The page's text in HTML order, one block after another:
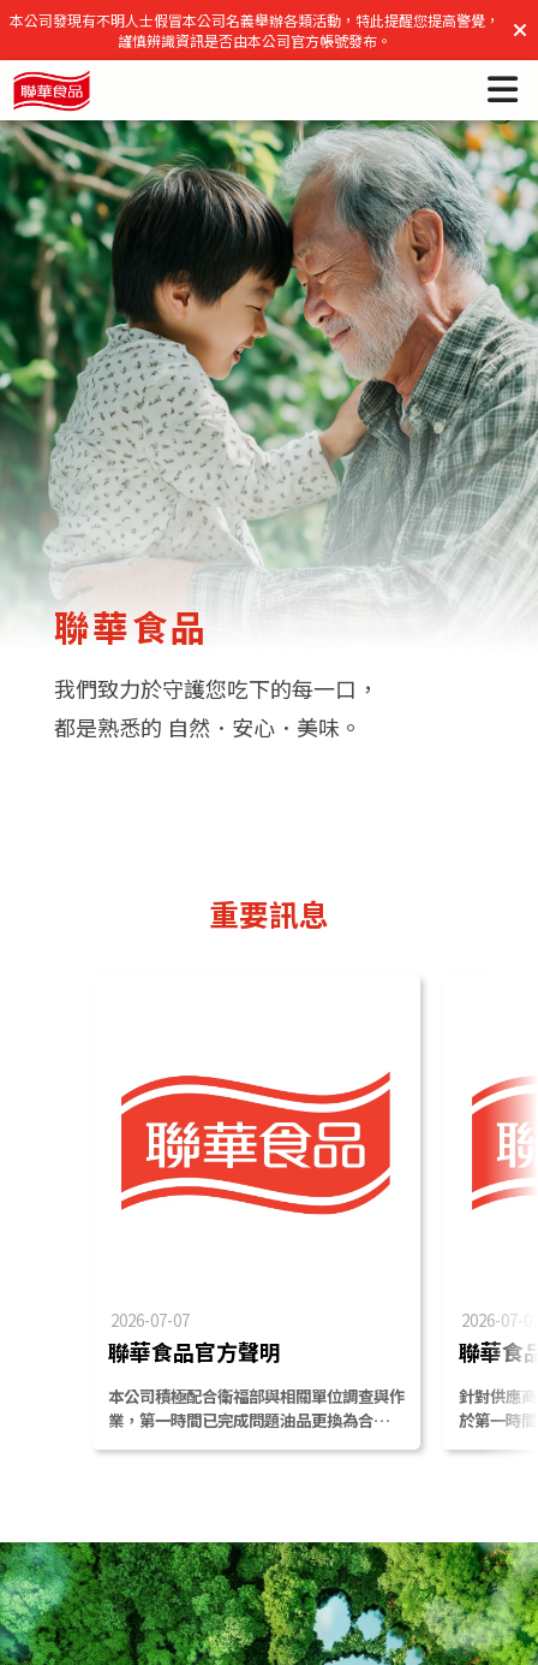
聯華食品官方網站
本公司發現有不明人士假冒本公司名義舉辦各類活動，特此提醒您提高警覺，
謹慎辨識資訊是否由本公司官方帳號發布。
聯華食品
我們致力於守護您吃下的每一口，
都是熟悉的 自然．安心．美味。
重要訊息
2026-07-07
聯華食品官方聲明
本公司積極配合衛福部與相關單位調查與作
業，第一時間已完成問題油品更換為合規油
品，並啟動疑慮商品預防下架，目前本公司
2026-07-
聯華食
針對供應
於第一時
相關油品